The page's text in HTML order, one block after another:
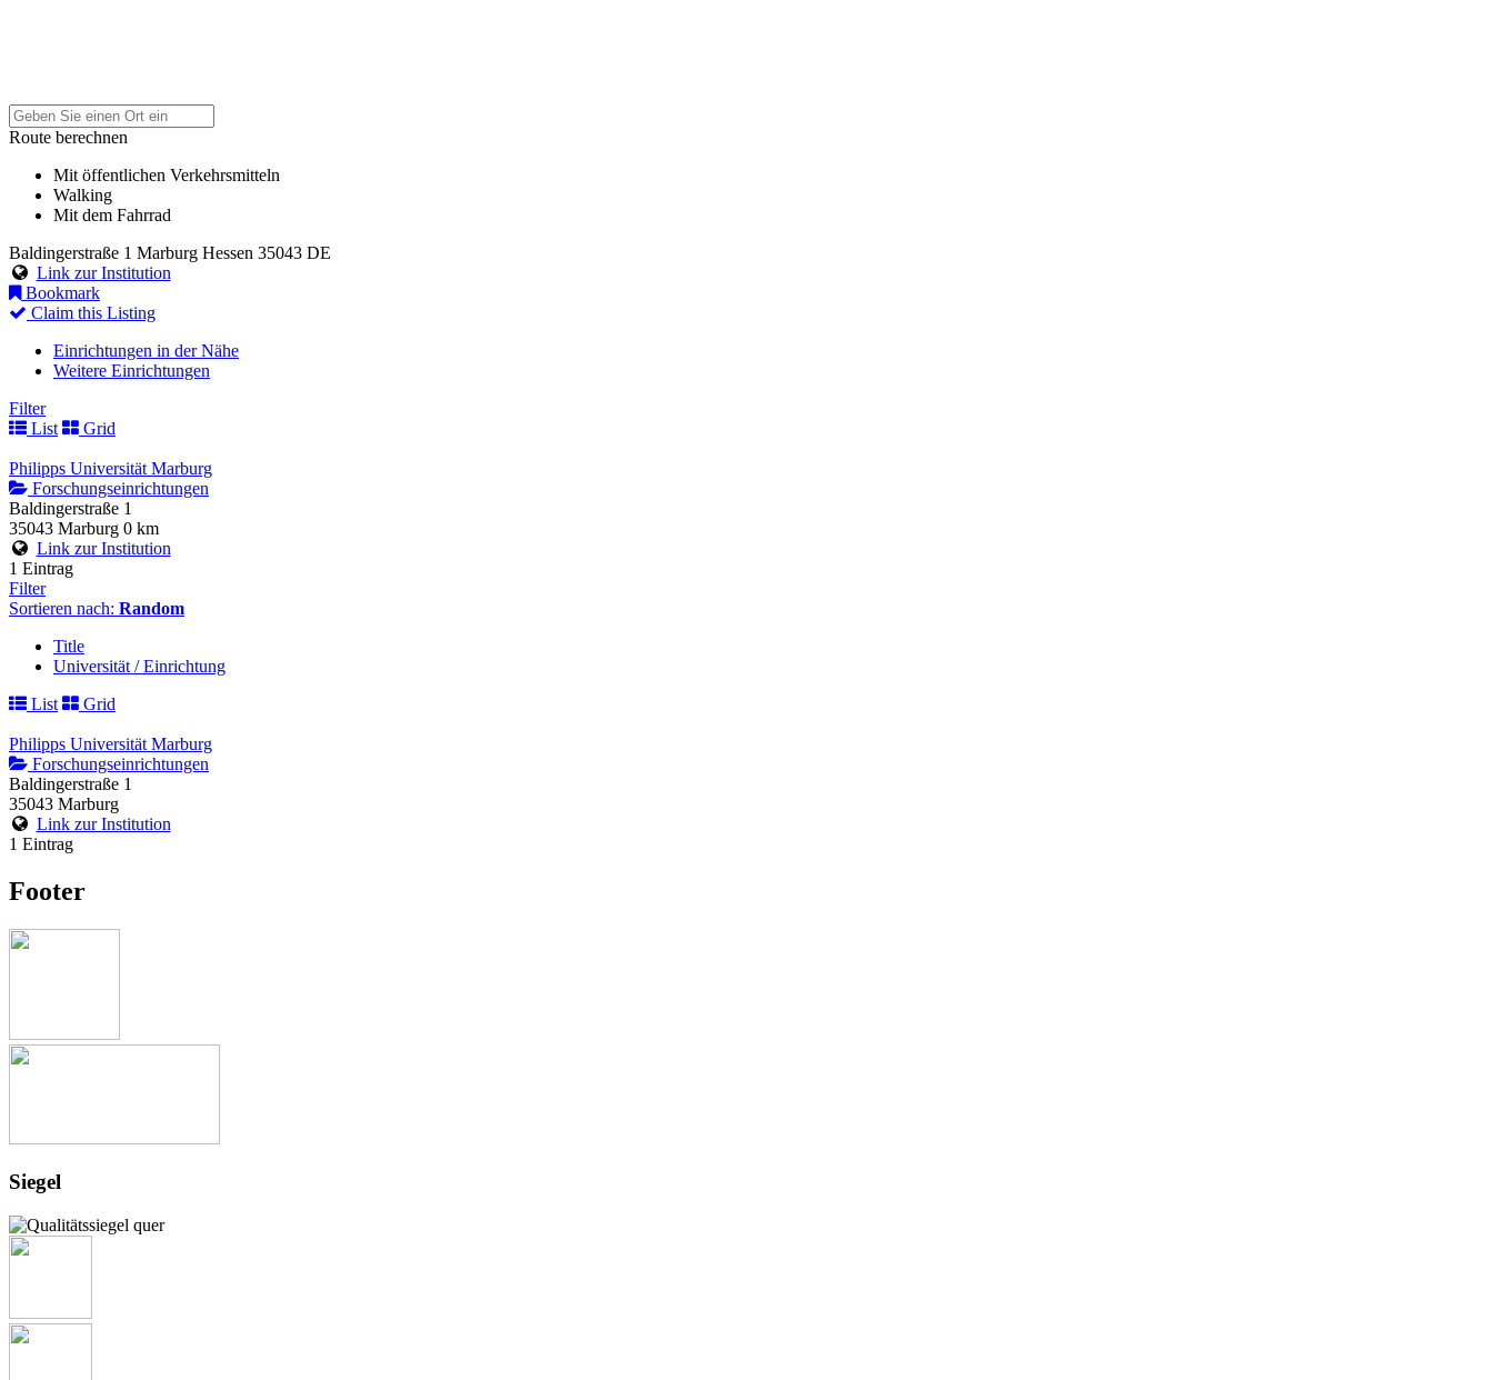
Route berechnen
Mit öffentlichen Verkehrsmitteln
Walking
Mit dem Fahrrad
Baldingerstraße 1 Marburg Hessen 35043 DE
Link zur Institution
Bookmark
Claim this Listing
Einrichtungen in der Nähe
Weitere Einrichtungen
Filter
List
Grid
Philipps Universität Marburg
Forschungseinrichtungen
Baldingerstraße 1
35043 Marburg 0 km
Link zur Institution
1 Eintrag
Filter
Sortieren nach: Random
Title
Universität / Einrichtung
List
Grid
Philipps Universität Marburg
Forschungseinrichtungen
Baldingerstraße 1
35043 Marburg
Link zur Institution
1 Eintrag
Footer
Siegel